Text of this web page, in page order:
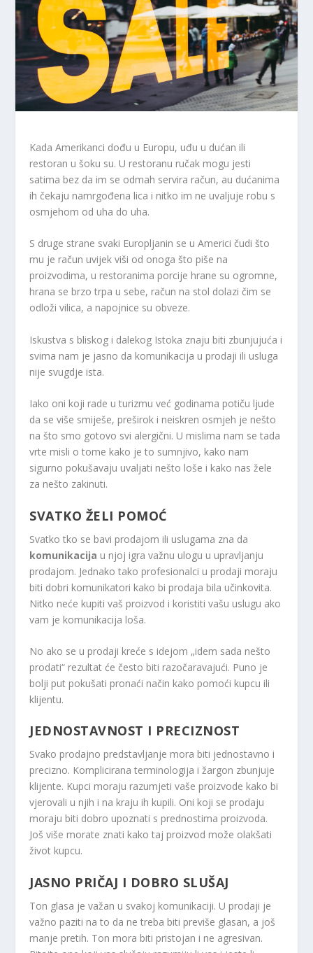
Kada Amerikanci dođu u Europu, uđu u dućan ili
restoran u šoku su. U restoranu ručak mogu jesti
satima bez da im se odmah servira račun, au dućanima
ih čekaju namrgođena lica i nitko im ne uvaljuje robu s
osmjehom od uha do uha.
S druge strane svaki Europljanin se u Americi čudi što
mu je račun uvijek viši od onoga što piše na
proizvodima, u restoranima porcije hrane su ogromne,
hrana se brzo trpa u sebe, račun na stol dolazi čim se
odloži vilica, a napojnice su obveze.
Iskustva s bliskog i dalekog Istoka znaju biti zbunjujuća i
svima nam je jasno da komunikacija u prodaji ili usluga
nije svugdje ista.
Iako oni koji rade u turizmu već godinama potiču ljude
da se više smiješe, preširok i neiskren osmjeh je nešto
na što smo gotovo svi alergični. U mislima nam se tada
vrte misli o tome kako je to sumnjivo, kako nam
sigurno pokušavaju uvaljati nešto loše i kako nas žele
za nešto zakinuti.
SVATKO ŽELI POMOĆ
Svatko tko se bavi prodajom ili uslugama zna da
komunikacija u njoj igra važnu ulogu u upravljanju
prodajom. Jednako tako profesionalci u prodaji moraju
biti dobri komunikatori kako bi prodaja bila učinkovita.
Nitko neće kupiti vaš proizvod i koristiti vašu uslugu ako
vam je komunikacija loša.
No ako se u prodaji kreće s idejom „idem sada nešto
prodati“ rezultat će često biti razočaravajući. Puno je
bolji put pokušati pronaći način kako pomoći kupcu ili
klijentu.
JEDNOSTAVNOST I PRECIZNOST
Svako prodajno predstavljanje mora biti jednostavno i
precizno. Komplicirana terminologija i žargon zbunjuje
klijente. Kupci moraju razumjeti vaše proizvode kako bi
vjerovali u njih i na kraju ih kupili. Oni koji se prodaju
moraju biti dobro upoznati s prednostima proizvoda.
Još više morate znati kako taj proizvod može olakšati
život kupcu.
JASNO PRIČAJ I DOBRO SLUŠAJ
Ton glasa je važan u svakoj komunikaciji. U prodaji je
važno paziti na to da ne treba biti previše glasan, a još
manje pretih. Ton mora biti pristojan i ne agresivan.